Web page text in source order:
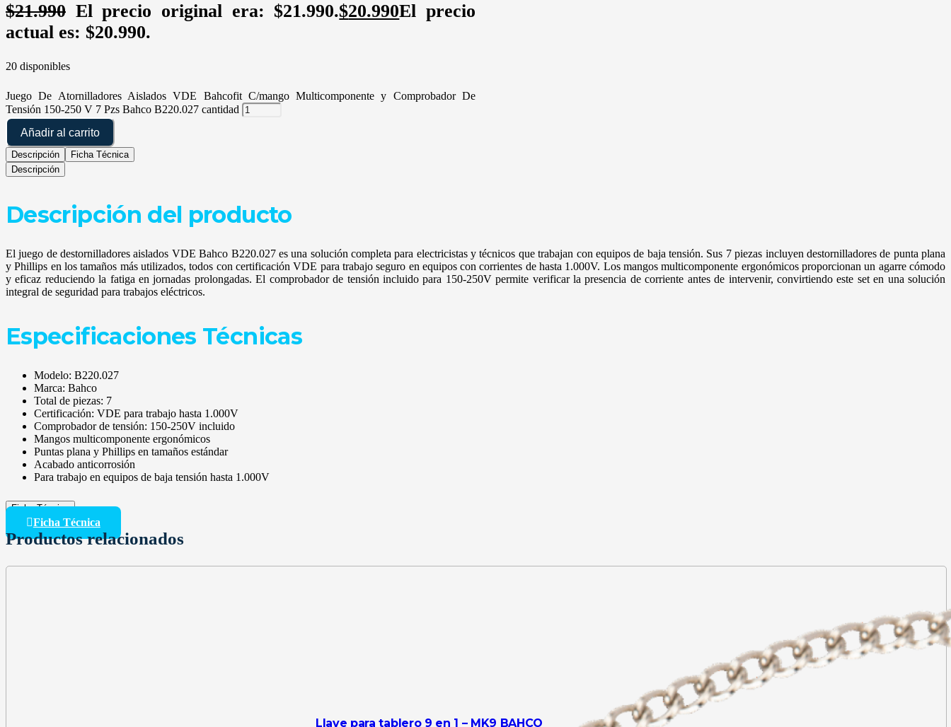
$21.990 El precio original era: $21.990.$20.990El precio
actual es: $20.990.
20 disponibles
Juego De Atornilladores Aislados VDE Bahcofit C/mango Multicomponente y Comprobador De
Tensión 150-250 V 7 Pzs Bahco B220.027 cantidad
Añadir al carrito
Descripción
Ficha Técnica
Descripción
Descripción del producto
El juego de destornilladores aislados VDE Bahco B220.027 es una solución completa para electricistas y técnicos que trabajan con equipos de baja tensión. Sus 7 piezas incluyen destornilladores de punta plana
y Phillips en los tamaños más utilizados, todos con certificación VDE para trabajo seguro en equipos con corrientes de hasta 1.000V. Los mangos multicomponente ergonómicos proporcionan un agarre cómodo
y eficaz reduciendo la fatiga en jornadas prolongadas. El comprobador de tensión incluido para 150-250V permite verificar la presencia de corriente antes de intervenir, convirtiendo este set en una solución
integral de seguridad para trabajos eléctricos.
Especificaciones Técnicas
Modelo: B220.027
Marca: Bahco
Total de piezas: 7
Certificación: VDE para trabajo hasta 1.000V
Comprobador de tensión: 150-250V incluido
Mangos multicomponente ergonómicos
Puntas plana y Phillips en tamaños estándar
Acabado anticorrosión
Para trabajo en equipos de baja tensión hasta 1.000V
Ficha Técnica
Ficha Técnica
Productos relacionados
Llave para tablero 9 en 1 – MK9 BAHCO